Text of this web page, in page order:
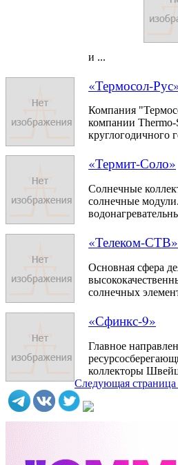
и ...
«Термосол-
Компания
компании Thermo-
круглогодичного
«Термит-Соло»
Cолнечные
солнечные
«Телеком-СТВ»
Основная сфера
солнечных
«Сфинкс-9»
Главное
коллекторы
Следующая